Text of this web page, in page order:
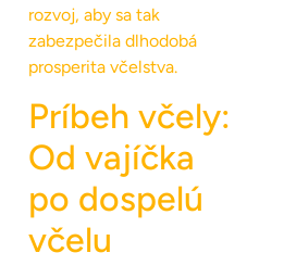
rozvoj, aby sa tak
zabezpečila dlhodobá
prosperita včelstva.
Príbeh včely:
Od vajíčka
po dospelú
včelu